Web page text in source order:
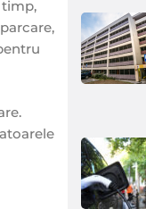
timp,